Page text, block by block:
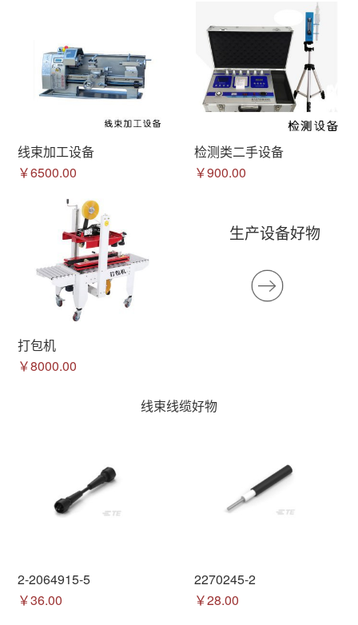
线束加工设备
￥6500.00
检测类二手设备
￥900.00
打包机
￥8000.00
生产设备好物
线束线缆好物
2-2064915-5
￥36.00
2270245-2
￥28.00